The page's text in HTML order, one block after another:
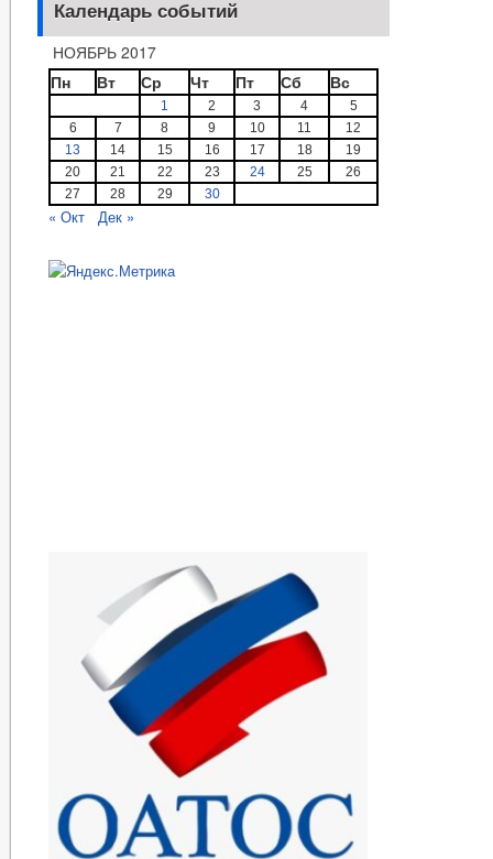
Календарь событий
НОЯБРЬ 2017
Пн
Вт Ср Чт Пт Сб Вс
1 2 3 4
5
6
7 8 9 10 11
12
13
14 15 16 17 18
19
20
21 22 23 24 25
26
27
28 29 30
« Окт Дек »